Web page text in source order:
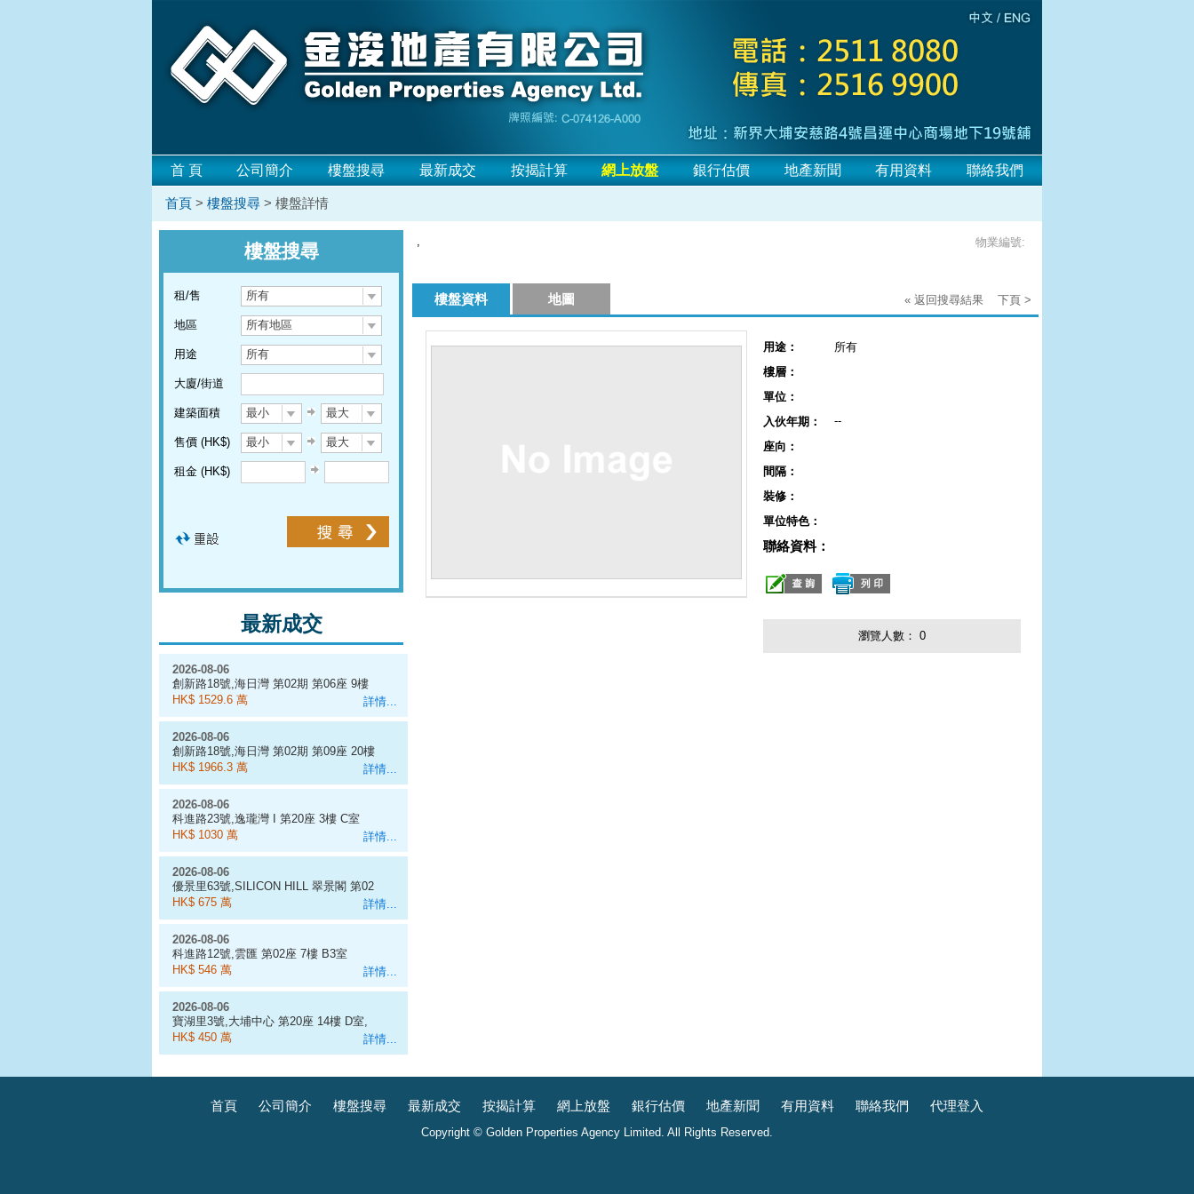
首 頁 公司簡介 樓盤搜尋 最新成交 按揭計算 銀行估價 地產新聞 有用資料 聯絡我們
首頁 > 樓盤搜尋 > 樓盤詳情
樓盤搜尋
租/售 所有
地區 所有地區
用途 所有
大廈/街道
建築面積 最小 最大
售價 (HK$) 最小 最大
租金 (HK$)
最新成交
詳情...
2026-08-06
創新路18號,海日灣 第02期 第06座 9樓
D室
HK$ 1529.6 萬
詳情...
2026-08-06
創新路18號,海日灣 第02期 第09座 20樓
J室
HK$ 1966.3 萬
詳情...
2026-08-06
科進路23號,逸瓏灣 I 第20座 3樓 C室
HK$ 1030 萬
詳情...
2026-08-06
優景里63號,SILICON HILL 翠景閣 第02
座 7樓 A6室
HK$ 675 萬
詳情...
2026-08-06
科進路12號,雲匯 第02座 7樓 B3室
HK$ 546 萬
詳情...
2026-08-06
寶湖里3號,大埔中心 第20座 14樓 D室,
454呎
HK$ 450 萬
, 物業編號:
樓盤資料 地圖 « 返回搜尋結果 下頁 >
用途：
所有
樓層：
單位：
入伙年期：
--
座向：
間隔：
裝修：
單位特色：
聯絡資料：
瀏覽人數： 0
首頁 公司簡介 樓盤搜尋 最新成交 按揭計算 網上放盤 銀行估價 地產新聞 有用資料 聯絡我們 代理登入
Copyright © Golden Properties Agency Limited. All Rights Reserved.